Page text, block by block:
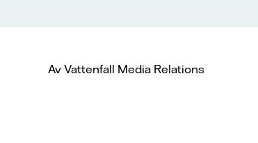
Av Vattenfall Media Relations